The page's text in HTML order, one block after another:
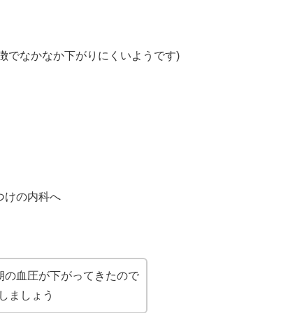
でなかなか下がりにくいようです)
けの内科へ
の血圧が下がってきたので
ましょう